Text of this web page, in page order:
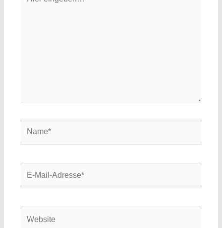
eingeben…